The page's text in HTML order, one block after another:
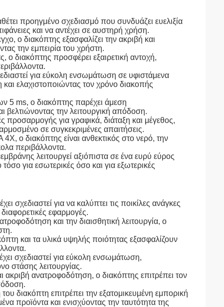
προηγμένο σχεδιασμό που συνδυάζει ευελιξία
και να αντέχει σε αυστηρή χρήση.
ο διακόπτης εξασφαλίζει την ακριβή και
την εμπειρία του χρήστη.
διακόπτης προσφέρει εξαιρετική αντοχή,
για εύκολη ενσωμάτωση σε υφιστάμενα
ελαχιστοποιώντας τον χρόνο διακοπής
5 ms, ο διακόπτης παρέχει άμεση
βελτιώνοντας την λειτουργική απόδοση.
για γραφικά, διάταξη και μέγεθος,
σε συγκεκριμένες απαιτήσεις.
ο διακόπτης είναι ανθεκτικός στο νερό, την
περιβάλλοντα.
λειτουργεί αξιόπιστα σε ένα ευρύ εύρος
για εσωτερικές όσο και για εξωτερικές
σχεδιαστεί για να καλύπτει τις ποικίλες ανάγκες
εφαρμογές.
και την διαισθητική λειτουργία, ο
και τα υλικά υψηλής ποιότητας εξασφαλίζουν
σχεδιαστεί για εύκολη ενσωμάτωση,
στάσης λειτουργίας.
ανατροφοδότηση, ο διακόπτης επιτρέπει τον
διακόπτη επιτρέπει την εξατομικευμένη εμπορική
προϊόντα και ενισχύοντας την ταυτότητα της